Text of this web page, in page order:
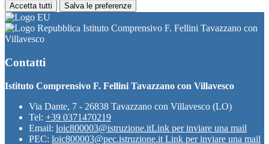
Accetta tutti Salva le preferenze
Istituto Comprensivo F. Fellini Tavazzano con
Villavesco
Contatti
Istituto Comprensivo F. Fellini Tavazzano con Villavesco
Via Dante, 7 - 26838 Tavazzano con Villavesco (LO)
Tel: +39 0371470219
Email: loic800003@istruzione.itLink per inviare una mail
PEC: loic800003@pec.istruzione.it Link per inviare una mail